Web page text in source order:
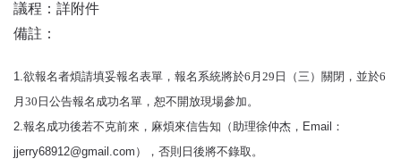
議程：詳附件
備註：
1.欲報名者煩請填妥報名表單，報名系統將於6月29日（三）關閉，並於6
月30日公告報名成功名單，恕不開放現場參加。
2.報名成功後若不克前來，麻煩來信告知（助理徐仲杰， Email ：
jjerry68912@gmail.com ），否則日後將不錄取。